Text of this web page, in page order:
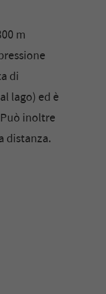
m
di
lago) ed è
inoltre
distanza.